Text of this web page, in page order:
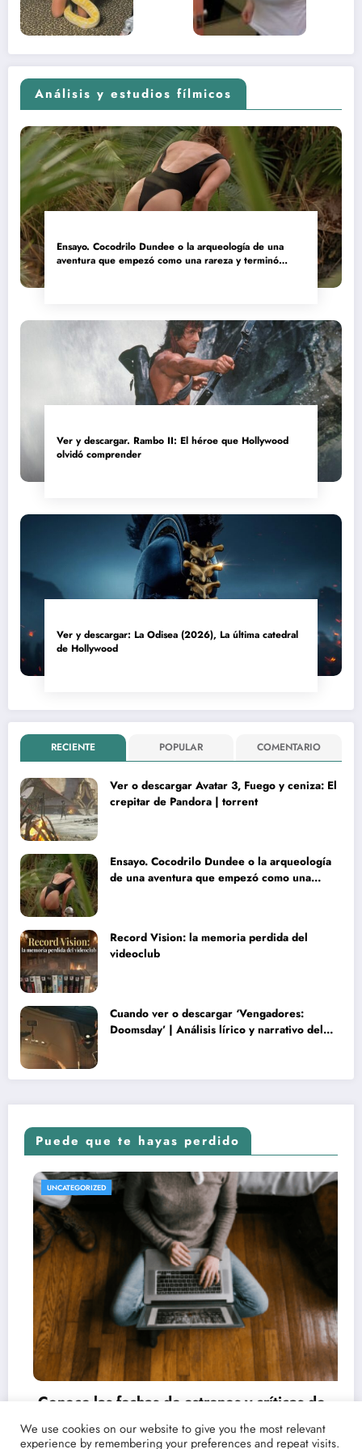
Análisis y estudios fílmicos
Ensayo. Cocodrilo Dundee o la arqueología de una
aventura que empezó como una rareza y terminó
Ver y descargar. Rambo II: El héroe que Hollywood
olvidó comprender
Ver y descargar: La Odisea (2026), La última catedral
de Hollywood
RECIENTE POPULAR COMENTARIO
Ver o descargar Avatar 3, Fuego y ceniza: El
crepitar de Pandora | torrent
Ensayo. Cocodrilo Dundee o la arqueología
de una aventura que empezó como una
Record Vision: la memoria perdida del
videoclub
Cuando ver o descargar ‘Vengadores:
Doomsday’ | Análisis lírico y narrativo del
Puede que te hayas perdido
REVISTA DE CINE | NOTICIAS, IMÁGENES, TRÁILERS, ARTÍCULOS Y CRÍTICAS
UNCATEGORIZED
We use cookies on our website to give you the most relevant
experience by remembering your preferences and repeat visits.